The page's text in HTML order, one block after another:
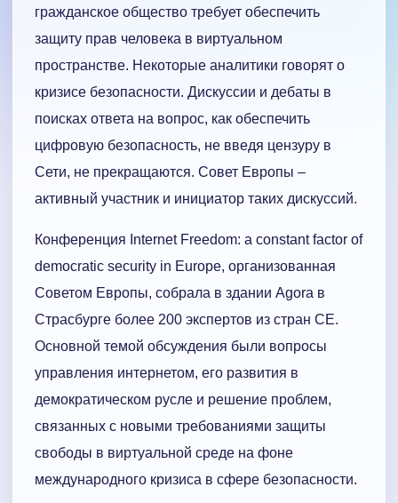
гражданское общество требует обеспечить
защиту прав человека в виртуальном
пространстве. Некоторые аналитики говорят о
кризисе безопасности. Дискуссии и дебаты в
поисках ответа на вопрос, как обеспечить
цифровую безопасность, не введя цензуру в
Сети, не прекращаются. Совет Европы –
активный участник и инициатор таких дискуссий.
Конференция Internet Freedom: a constant factor of
democratic security in Europe, организованная
Советом Европы, собрала в здании Agora в
Страсбурге более 200 экспертов из стран СЕ.
Основной темой обсуждения были вопросы
управления интернетом, его развития в
демократическом русле и решение проблем,
связанных с новыми требованиями защиты
свободы в виртуальной среде на фоне
международного кризиса в сфере безопасности.